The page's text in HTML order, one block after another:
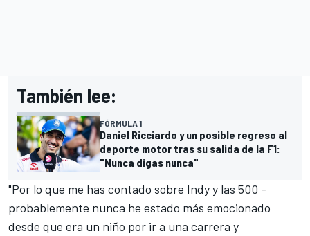
También lee:
FÓRMULA 1
Daniel Ricciardo y un posible regreso al
deporte motor tras su salida de la F1:
"Nunca digas nunca"
"Por lo que me has contado sobre Indy y las 500 -
probablemente nunca he estado más emocionado
desde que era un niño por ir a una carrera y